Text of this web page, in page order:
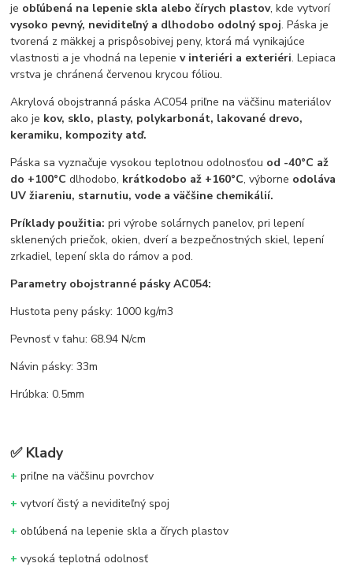
je obľúbená na lepenie skla alebo čírych plastov, kde vytvorí
vysoko pevný, neviditeľný a dlhodobo odolný spoj. Páska je
tvorená z mäkkej a prispôsobivej peny, ktorá má vynikajúce
vlastnosti a je vhodná na lepeniev interiéri a exteriéri. Lepiaca
vrstva je chránená červenou krycou fóliou.
Akrylová obojstranná páska AC054 priľne na väčšinu materiálov
ako je kov, sklo, plasty, polykarbonát, lakované drevo,
keramiku, kompozity atď.
Páska sa vyznačuje vysokou teplotnou odolnosťou od -40°C až
do +100°C dlhodobo, krátkodobo až +160°C, výborne odoláva
UV žiareniu, starnutiu, vode a väčšine chemikálií.
Príklady použitia: pri výrobe solárnych panelov, pri lepení
sklenených priečok, okien, dverí a bezpečnostných skiel, lepení
zrkadiel, lepení skla do rámov a pod.
Parametry obojstranné pásky AC054:
Hustota peny pásky: 1000 kg/m3
Pevnosť v ťahu: 68.94 N/cm
Návin pásky: 33m
Hrúbka: 0.5mm
✅ Klady
+ priľne na väčšinu povrchov
+ vytvorí čistý a neviditeľný spoj
+ obľúbená na lepenie skla a čírych plastov
+ vysoká teplotná odolnosť